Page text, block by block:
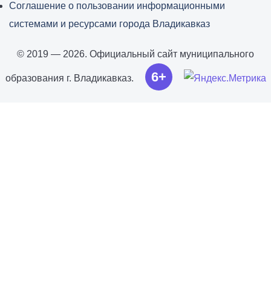
Соглашение о пользовании информационными
системами и ресурсами города Владикавказ
© 2019 — 2026. Официальный сайт муниципального
образования г. Владикавказ. 6+